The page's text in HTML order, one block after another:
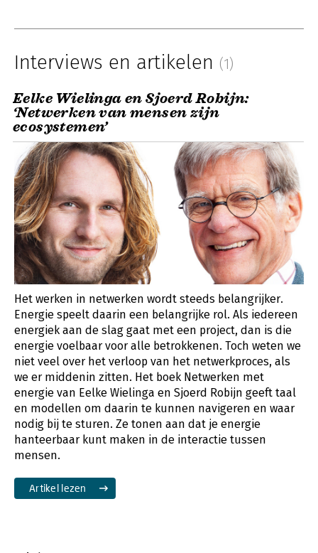
Interviews en artikelen (1)
Eelke Wielinga en Sjoerd Robijn:
‘Netwerken van mensen zijn
ecosystemen’
Het werken in netwerken wordt steeds belangrijker.
Energie speelt daarin een belangrijke rol. Als iedereen
energiek aan de slag gaat met een project, dan is die
energie voelbaar voor alle betrokkenen. Toch weten we
niet veel over het verloop van het netwerkproces, als
we er middenin zitten. Het boek Netwerken met
energie van Eelke Wielinga en Sjoerd Robijn geeft taal
en modellen om daarin te kunnen navigeren en waar
nodig bij te sturen. Ze tonen aan dat je energie
hanteerbaar kunt maken in de interactie tussen
mensen.
Artikel lezen